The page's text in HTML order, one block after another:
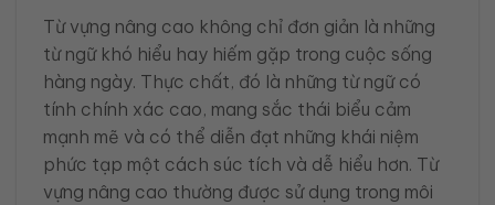
Từ vựng nâng cao không chỉ đơn giản là những
từ ngữ khó hiểu hay hiếm gặp trong cuộc sống
hàng ngày. Thực chất, đó là những từ ngữ có
tính chính xác cao, mang sắc thái biểu cảm
mạnh mẽ và có thể diễn đạt những khái niệm
phức tạp một cách súc tích và dễ hiểu hơn. Từ
vựng nâng cao thường được sử dụng trong môi